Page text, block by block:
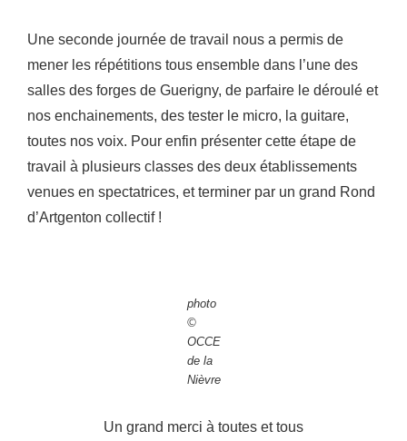
Une seconde journée de travail nous a permis de
mener les répétitions tous ensemble dans l’une des
salles des forges de Guerigny, de parfaire le déroulé et
nos enchainements, des tester le micro, la guitare,
toutes nos voix. Pour enfin présenter cette étape de
travail à plusieurs classes des deux établissements
venues en spectatrices, et terminer par un grand Rond
d’Artgenton collectif !
photo
©
OCCE
de la
Nièvre
Un grand merci à toutes et tous